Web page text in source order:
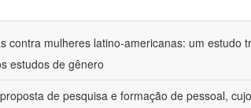
contra mulheres latino-americanas: um estudo
estudos de gênero
de pesquisa e formação de pessoal,